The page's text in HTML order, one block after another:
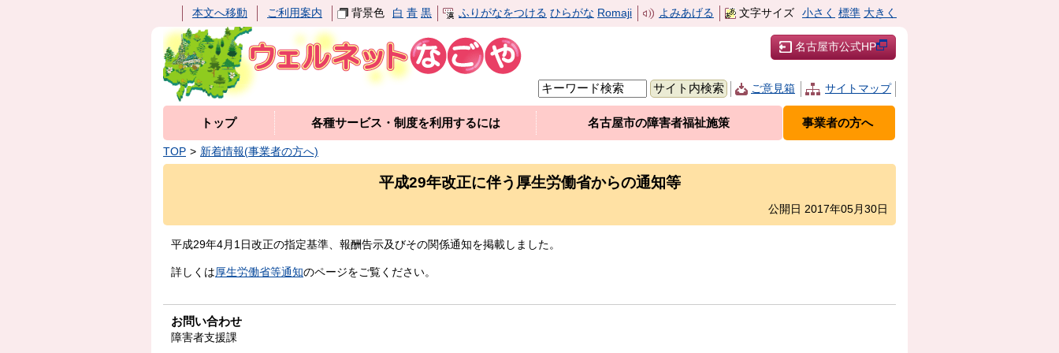
本文へ移動 ご利用案内 背景色 白 青 黒 ふりがなをつける ひらがな Romaji よみあげる 文字サイズ 小さく 標準 大きく
名古屋市公式HP
ご意見箱 サイトマップ
トップ 各種サービス・制度を利用するには 名古屋市の障害者福祉施策 事業者の方へ
TOP 新着情報(事業者の方へ)
平成29年改正に伴う厚生労働省からの通知等
公開日 2017年05月30日
平成29年4月1日改正の指定基準、報酬告示及びその関係通知を掲載しました。
詳しくは厚生労働省等通知のページをご覧ください。
お問い合わせ
障害者支援課